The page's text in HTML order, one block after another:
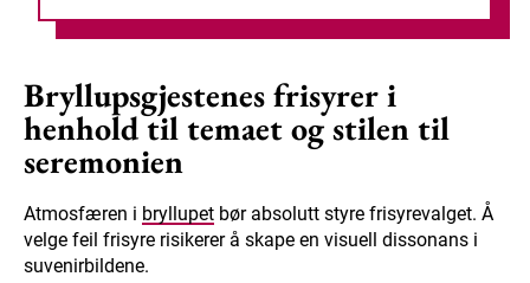
Bryllupsgjestenes frisyrer i
henhold til temaet og stilen til
seremonien
Atmosfæren i bryllupet bør absolutt styre frisyrevalget. Å
velge feil frisyre risikerer å skape en visuell dissonans i
suvenirbildene.